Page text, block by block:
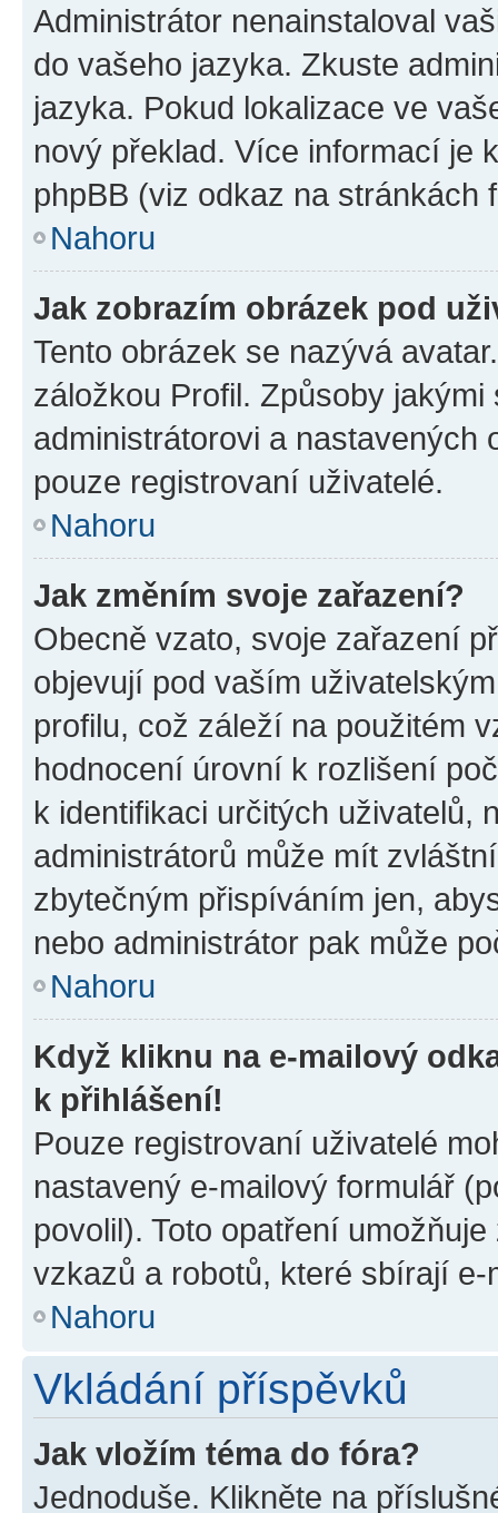
Administrátor nenainstaloval
do vašeho jazyka. Zkuste
jazyka. Pokud lokalizace ve
nový překlad. Více informací je
phpBB (viz odkaz na stránkách
Nahoru
Jak zobrazím obrázek pod
Tento obrázek se nazývá
záložkou Profil. Způsoby
administrátorovi a nastavených
pouze registrovaní uživatelé.
Nahoru
Jak změním svoje zařazení?
Obecně vzato, svoje zařazení
objevují pod vaším
profilu, což záleží na použitém
hodnocení úrovní k rozlišení
k identifikaci určitých uživatelů,
administrátorů může mít
zbytečným přispíváním jen,
nebo administrátor pak může
Nahoru
Když kliknu na e-mailový
k přihlášení!
Pouze registrovaní uživatelé
nastavený e-mailový formulář
povolil). Toto opatření
vzkazů a robotů, které sbírají e-
Nahoru
Vkládání příspěvků
Jak vložím téma do fóra?
Jednoduše. Klikněte na